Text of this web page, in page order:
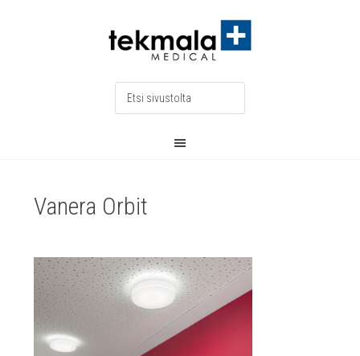
Vanera Orbit